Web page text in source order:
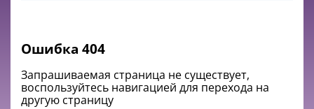
Ошибка 404
Запрашиваемая cтраница не существует,
воспользуйтесь навигацией для перехода на
другую страницу